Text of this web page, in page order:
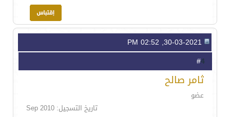
4
ثامر صالح
عضو
تاريخ التسجيل: Sep 2010